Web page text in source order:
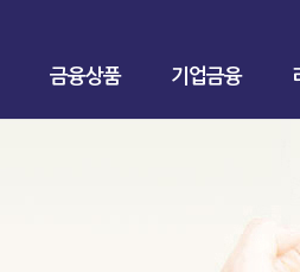
금융상품 기업금융